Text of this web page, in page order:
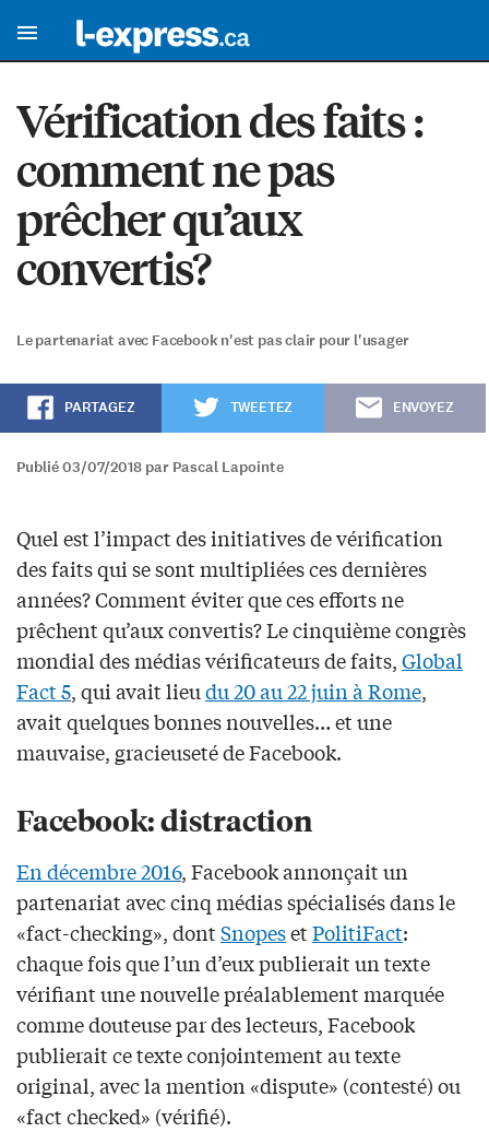
Vérification des faits :
comment ne pas
prêcher qu’aux
convertis?
Le partenariat avec Facebook n'est pas clair pour l'usager
PARTAGEZ TWEETEZ ENVOYEZ
Publié 03/07/2018 par Pascal Lapointe
Quel est l’impact des initiatives de vérification
des faits qui se sont multipliées ces dernières
années? Comment éviter que ces efforts ne
prêchent qu’aux convertis? Le cinquième congrès
mondial des médias vérificateurs de faits,Global
Fact 5, qui avait lieudu 20 au 22 juin à Rome,
avait quelques bonnes nouvelles… et une
mauvaise, gracieuseté de Facebook.
Facebook: distraction
En décembre 2016, Facebook annonçait un
partenariat avec cinq médias spécialisés dans le
«fact-checking», dontSnopesetPolitiFact:
chaque fois que l’un d’eux publierait un texte
vérifiant une nouvelle préalablement marquée
comme douteuse par des lecteurs, Facebook
publierait ce texte conjointement au texte
original, avec la mention «dispute» (contesté) ou
«fact checked» (vérifié).